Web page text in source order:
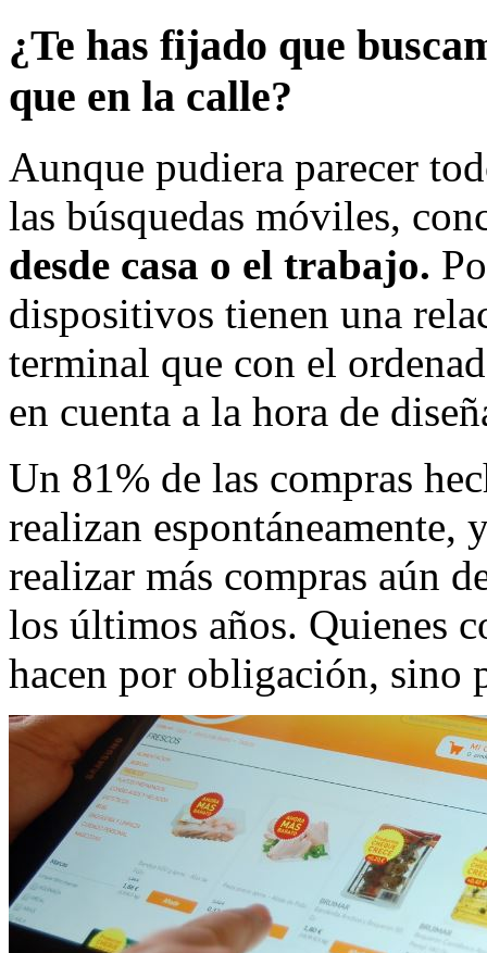
¿Te has fijado que
que en la calle?
Aunque pudiera parecer
las búsquedas móviles,
desde casa o el trabajo.
dispositivos tienen una
terminal que con el
en cuenta a la hora de
Un 81% de las compras
realizan espontáneamente,
realizar más compras aún
los últimos años. Quienes
hacen por obligación, sino